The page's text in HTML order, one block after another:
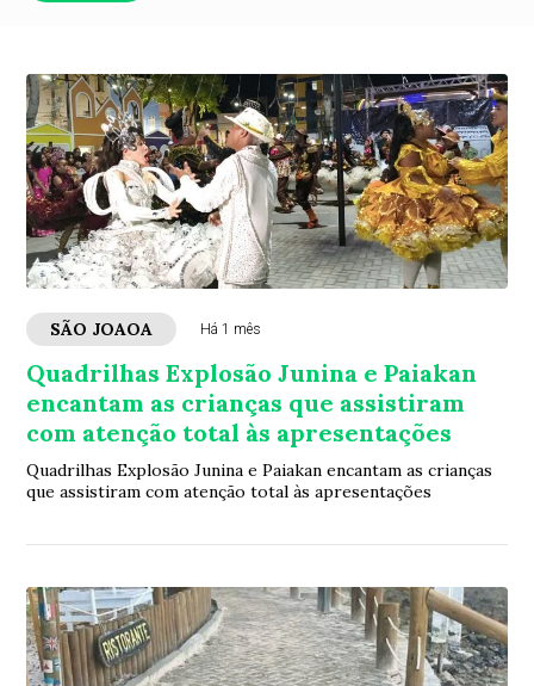
SÃO JOAOA Há 1 mês
Quadrilhas Explosão Junina e Paiakan
encantam as crianças que assistiram
com atenção total às apresentações
Quadrilhas Explosão Junina e Paiakan encantam as crianças
que assistiram com atenção total às apresentações